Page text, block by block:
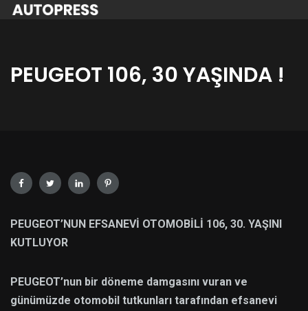
PEUGEOT 106, 30 YAŞINDA !
PEUGEOT’NUN EFSANEVİ OTOMOBİLİ 106, 30. YAŞINI
KUTLUYOR
PEUGEOT’nun bir döneme damgasını vuran ve
günümüzde otomobil tutkunları tarafından efsanevi